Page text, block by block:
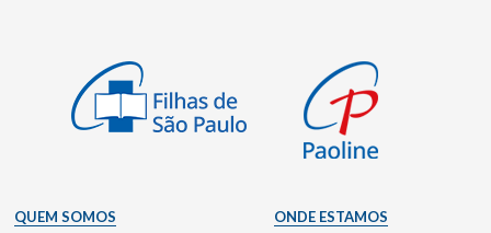
QUEM SOMOS
ONDE ESTAMOS